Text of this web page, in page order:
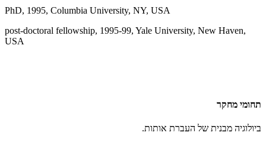
PhD, 1995, Columbia University, NY, USA
post-doctoral fellowship, 1995-99, Yale University, New Haven,
USA
תחומי מחקר
ביולוגיה מבנית של העברת אותות.